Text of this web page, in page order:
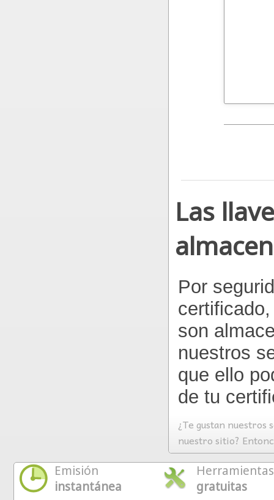
Las
Por
son
nuestros
que ello
de tu
¿Te gustan nuestros
nuestro sitio?
Emisión
instantánea
Herramientas
gratuitas